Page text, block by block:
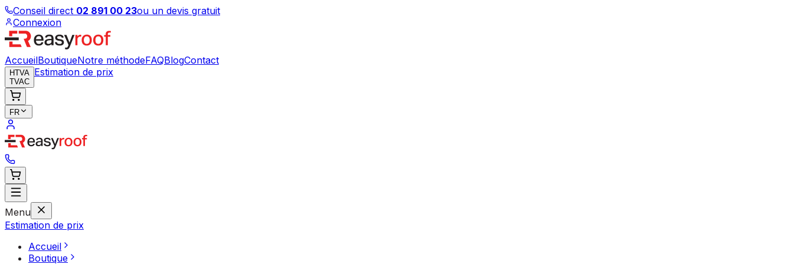
Conseil direct 02 891 00 23ou un devis gratuit
Connexion
AccueilBoutiqueNotre méthodeFAQBlogContact
HTVA
TVAC
Estimation de prix
FR
Menu
Estimation de prix
Accueil
Boutique